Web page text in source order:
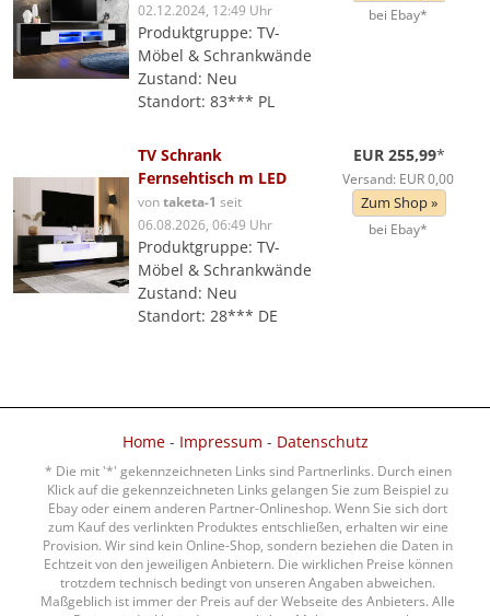
02.12.2024, 12:49 Uhr
Produktgruppe: TV-
Möbel & Schrankwände
Zustand: Neu
Standort: 83*** PL
bei Ebay*
TV Schrank
Fernsehtisch m LED
vontaketa-1 seit
06.08.2026, 06:49 Uhr
Produktgruppe: TV-
Möbel & Schrankwände
Zustand: Neu
Standort: 28*** DE
EUR 255,99*
Versand: EUR 0,00
Zum Shop »
bei Ebay*
Home- Impressum - Datenschutz
* Die mit '*' gekennzeichneten Links sind Partnerlinks. Durch einen
Klick auf die gekennzeichneten Links gelangen Sie zum Beispiel zu
Ebay oder einem anderen Partner-Onlineshop. Wenn Sie sich dort
zum Kauf des verlinkten Produktes entschließen, erhalten wir eine
Provision. Wir sind kein Online-Shop, sondern beziehen die Daten in
Echtzeit von den jeweiligen Anbietern. Die wirklichen Preise können
trotzdem technisch bedingt von unseren Angaben abweichen.
Maßgeblich ist immer der Preis auf der Webseite des Anbieters. Alle